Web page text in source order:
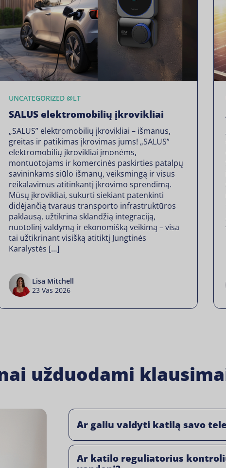
UNCATEGORIZED @LT
SALUS elektromobilių įkrovikliai
„SALUS” elektromobilių įkrovikliai – išmanus,
greitas ir patikimas įkrovimas jums! „SALUS”
elektromobilių įkrovikliai įmonėms,
montuotojams ir komercinės paskirties patalpų
savininkams siūlo išmanų, veiksmingą ir visus
reikalavimus atitinkantį įkrovimo sprendimą.
Mūsų įkrovikliai, sukurti siekiant patenkinti
didėjančią tvaraus transporto infrastruktūros
paklausą, užtikrina sklandžią integraciją,
nuotolinį valdymą ir ekonomišką veikimą – visa
tai užtikrinant visišką atitiktį Jungtinės
Karalystės […]
Lisa Mitchell
23 Vas 2026
užduodami
Ar galiu valdyti katilą savo
Ar katilo reguliatorius